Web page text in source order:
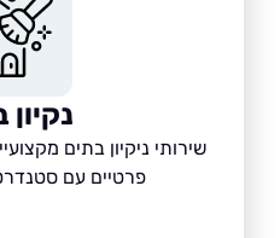
נקיון בתים
שירותי ניקיון בתים מקצועיים
פרטיים עם סטנדרט גבוה של